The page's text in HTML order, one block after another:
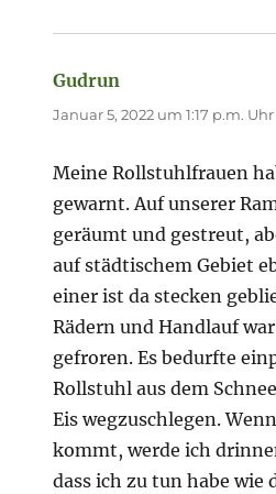
Gudrun
Januar 5, 2022 um 1:17 p.m. Uhr
Meine Rollstuhlfrauen
gewarnt. Auf unserer
geräumt und gestreut,
auf städtischem Gebiet
einer ist da stecken
Rädern und Handlauf
gefroren. Es bedurfte
Rollstuhl aus dem
Eis wegzuschlegen.
kommt, werde ich
dass ich zu tun habe wie